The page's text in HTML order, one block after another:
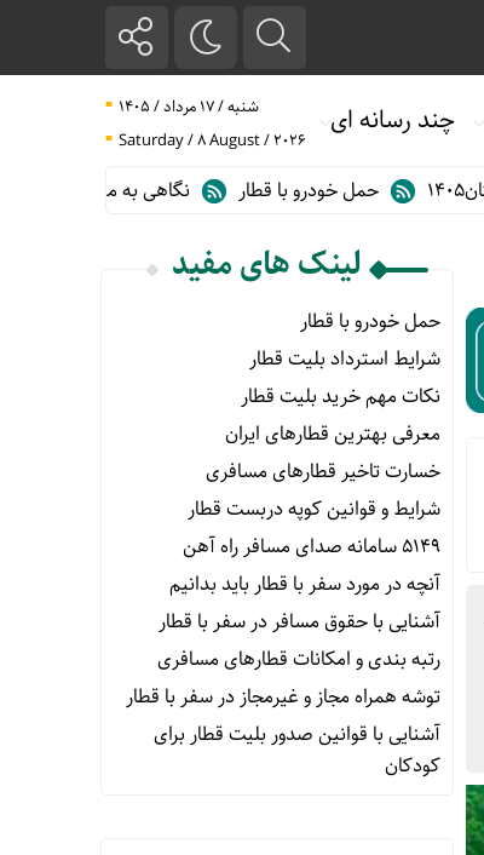
چند رسانه ای
شنبه / ۱۷ مرداد / ۱۴۰۵
Saturday / 8 August / 2026
حمل خودرو با قطار
نگاهی به مهم ترین آمارهای حمل و نقل ریلی
لینک های مفید
حمل خودرو با قطار
شرایط استرداد بلیت قطار
نکات مهم خرید بلیت قطار
معرفی بهترین قطارهای ایران
خسارت تاخیر قطارهای مسافری
شرایط و قوانین کوپه دربست قطار
۵۱۴۹ سامانه صدای مسافر راه آهن
آنچه در مورد سفر با قطار باید بدانیم
آشنایی با حقوق مسافر در سفر با قطار
رتبه بندی و امکانات قطارهای مسافری
توشه همراه مجاز و غیرمجاز در سفر با قطار
آشنایی با قوانین صدور بلیت قطار برای
کودکان